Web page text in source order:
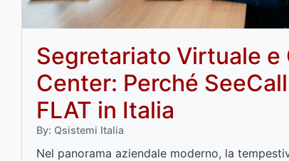
Segretariato Virtuale e
Center: Perché
FLAT in Italia
By: Qsistemi Italia
Nel panorama aziendale moderno, la